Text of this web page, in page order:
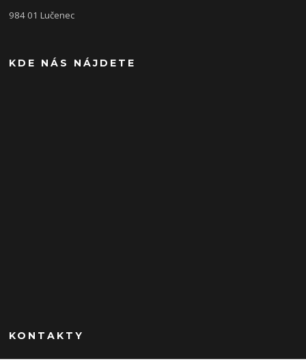
984 01 Lučenec
KDE NÁS NÁJDETE
KONTAKTY